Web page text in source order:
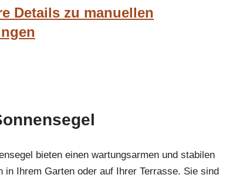
Details zu manuellen
bieten einen wartungsarmen und stabilen
in Ihrem Garten oder auf Ihrer Terrasse. Sie sind